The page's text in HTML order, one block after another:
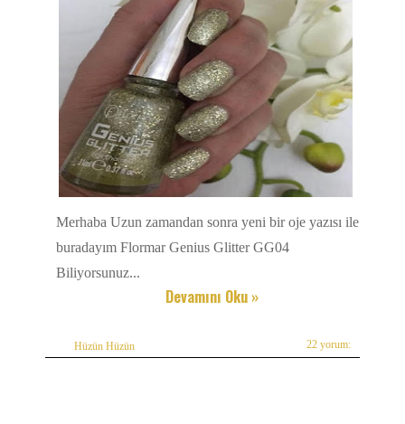
Merhaba Uzun zamandan sonra yeni bir oje yazısı ile
buradayım Flormar Genius Glitter GG04
Biliyorsunuz...
Devamını Oku »
Hüzün Hüzün 22 yorum: